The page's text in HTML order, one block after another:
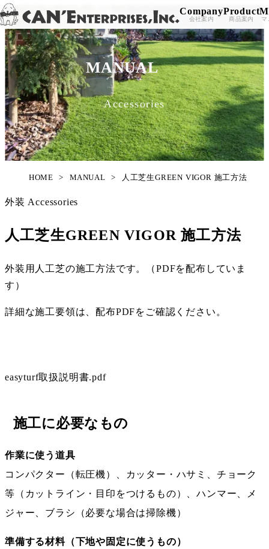
Skip to content Company
会社案内
Product
商品案内 マ
MANUAL
Accessories
HOME > MANUAL > 人工芝生GREEN VIGOR 施工方法
外装 Accessories
人工芝生GREEN VIGOR 施工方法
外装用人工芝の施工方法です。（PDFを配布していま
す）
詳細な施工要領は、配布PDFをご確認ください。
easyturf取扱説明書.pdf
施工に必要なもの
作業に使う道具
コンパクター（転圧機）、カッター・ハサミ、チョーク
等（カットライン・目印をつけるもの）、ハンマー、メ
ジャー、ブラシ（必要な場合は掃除機）
準備する材料（下地や固定に使うもの）